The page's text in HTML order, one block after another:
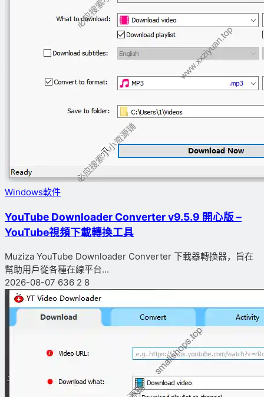
Windows軟件
YouTube Downloader Converter v9.5.9 開心版 –
YouTube視頻下載轉換工具
Muziza YouTube Downloader Converter 下載器轉換器，旨在
幫助用戶從各種在線平台...
2026-08-07 636 2 8